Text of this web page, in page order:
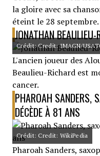
la gloire avec sa
éteint le 28
JONATHAN BEAULIEU-
Crédit: Credit: IMAGN/
L'ancien joueur des
Beaulieu-Richard est
cancer.
PHAROAH SANDERS,
DÉCÈDE À 81 ANS
Crédit: Credit: WikiPedia
Pharoah Sanders,